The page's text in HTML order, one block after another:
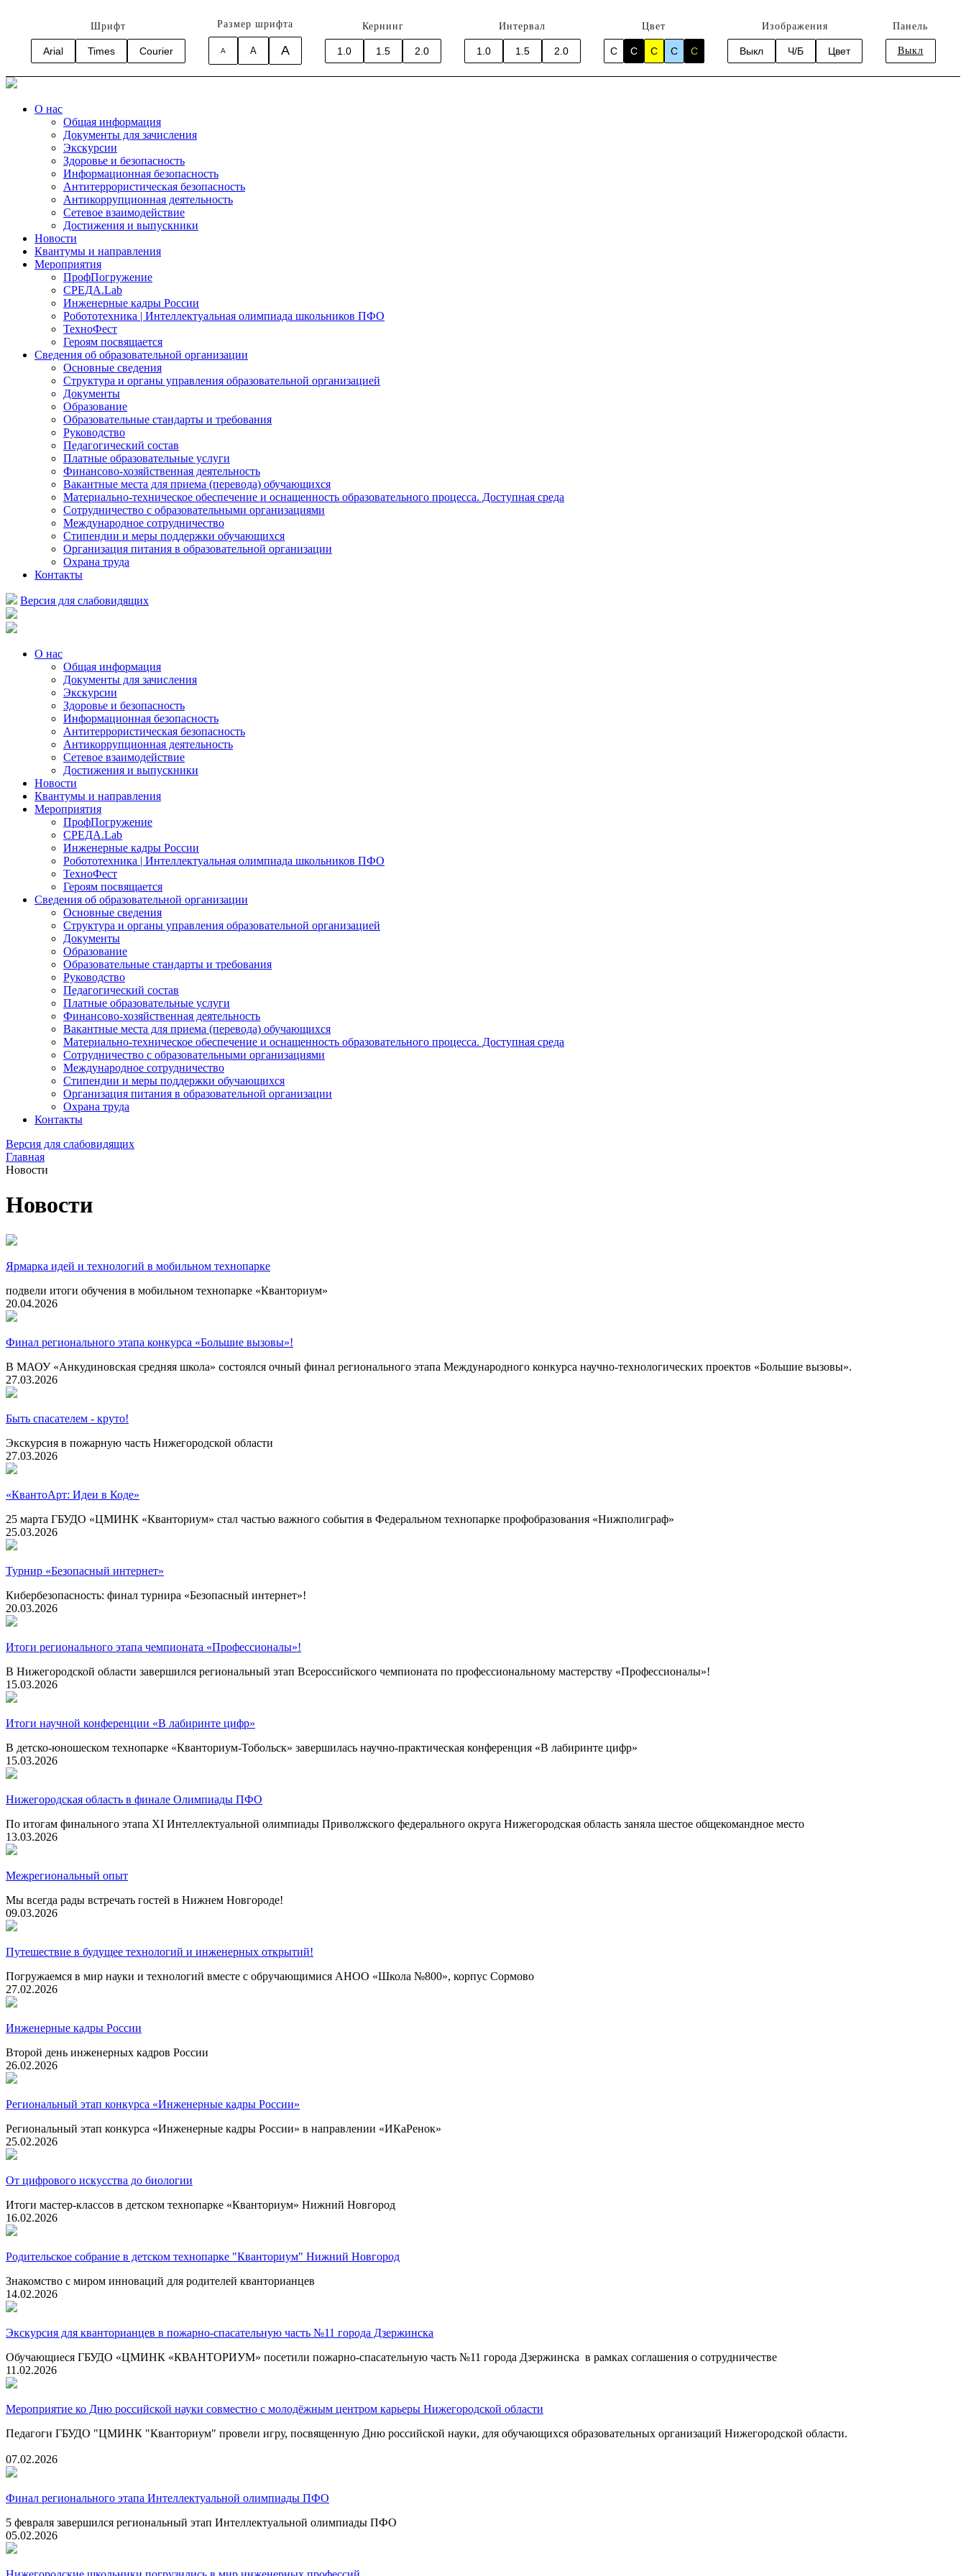
Шрифт
Arial Times Courier
Размер шрифта
A A A
Кернинг
1.0 1.5 2.0
Интервал
1.0 1.5 2.0
Цвет
C C C C C
Изображения
Выкл Ч/Б Цвет
Панель
Выкл
О нас
Общая информация
Документы для зачисления
Экскурсии
Здоровье и безопасность
Информационная безопасность
Антитеррористическая безопасность
Антикоррупционная деятельность
Сетевое взаимодействие
Достижения и выпускники
Новости
Квантумы и направления
Мероприятия
ПрофПогружение
СРЕДА.Lab
Инженерные кадры России
Робототехника | Интеллектуальная олимпиада школьников ПФО
ТехноФест
Героям посвящается
Сведения об образовательной организации
Основные сведения
Структура и органы управления образовательной организацией
Документы
Образование
Образовательные стандарты и требования
Руководство
Педагогический состав
Платные образовательные услуги
Финансово-хозяйственная деятельность
Вакантные места для приема (перевода) обучающихся
Материально-техническое обеспечение и оснащенность образовательного процесса. Доступная среда
Сотрудничество с образовательными организациями
Международное сотрудничество
Стипендии и меры поддержки обучающихся
Организация питания в образовательной организации
Охрана труда
Контакты
Версия для слабовидящих
О нас
Общая информация
Документы для зачисления
Экскурсии
Здоровье и безопасность
Информационная безопасность
Антитеррористическая безопасность
Антикоррупционная деятельность
Сетевое взаимодействие
Достижения и выпускники
Новости
Квантумы и направления
Мероприятия
ПрофПогружение
СРЕДА.Lab
Инженерные кадры России
Робототехника | Интеллектуальная олимпиада школьников ПФО
ТехноФест
Героям посвящается
Сведения об образовательной организации
Основные сведения
Структура и органы управления образовательной организацией
Документы
Образование
Образовательные стандарты и требования
Руководство
Педагогический состав
Платные образовательные услуги
Финансово-хозяйственная деятельность
Вакантные места для приема (перевода) обучающихся
Материально-техническое обеспечение и оснащенность образовательного процесса. Доступная среда
Сотрудничество с образовательными организациями
Международное сотрудничество
Стипендии и меры поддержки обучающихся
Организация питания в образовательной организации
Охрана труда
Контакты
Версия для слабовидящих
Главная
Новости
Новости
Ярмарка идей и технологий в мобильном технопарке
подвели итоги обучения в мобильном технопарке «Кванториум»
20.04.2026
Финал регионального этапа конкурса «Большие вызовы»!
В МАОУ «Анкудиновская средняя школа» состоялся очный финал регионального этапа Международного конкурса научно-технологических проектов «Большие вызовы».
27.03.2026
Быть спасателем - круто!
Экскурсия в пожарную часть Нижегородской области
27.03.2026
«КвантоАрт: Идеи в Коде»
25 марта ГБУДО «ЦМИНК «Кванториум» стал частью важного события в Федеральном технопарке профобразования «Нижполиграф»
25.03.2026
Турнир «Безопасный интернет»
Кибербезопасность: финал турнира «Безопасный интернет»!
20.03.2026
Итоги регионального этапа чемпионата «Профессионалы»!
В Нижегородской области завершился региональный этап Всероссийского чемпионата по профессиональному мастерству «Профессионалы»!
15.03.2026
Итоги научной конференции «В лабиринте цифр»
В детско-юношеском технопарке «Кванториум-Тобольск» завершилась научно-практическая конференция «В лабиринте цифр»
15.03.2026
Нижегородская область в финале Олимпиады ПФО
По итогам финального этапа XI Интеллектуальной олимпиады Приволжского федерального округа Нижегородская область заняла шестое общекомандное место
13.03.2026
Межрегиональный опыт
Мы всегда рады встречать гостей в Нижнем Новгороде!
09.03.2026
Путешествие в будущее технологий и инженерных открытий!
Погружаемся в мир науки и технологий вместе с обручающимися АНОО «Школа №800», корпус Сормово
27.02.2026
Инженерные кадры России
Второй день инженерных кадров России
26.02.2026
Региональный этап конкурса «Инженерные кадры России»
Региональный этап конкурса «Инженерные кадры России» в направлении «ИКаРенок»
25.02.2026
От цифрового искусства до биологии
Итоги мастер-классов в детском технопарке «Кванториум» Нижний Новгород
16.02.2026
Родительское собрание в детском технопарке "Кванториум" Нижний Новгород
Знакомство с миром инноваций для родителей кванторианцев
14.02.2026
Экскурсия для кванторианцев в пожарно-спасательную часть №11 города Дзержинска
Обучающиеся ГБУДО «ЦМИНК «КВАНТОРИУМ» посетили пожарно-спасательную часть №11 города Дзержинска в рамках соглашения о сотрудничестве
11.02.2026
Мероприятие ко Дню российской науки совместно с молодёжным центром карьеры Нижегородской области
Педагоги ГБУДО "ЦМИНК "Кванториум" провели игру, посвященную Дню российской науки, для обучающихся образовательных организаций Нижегородской области.
07.02.2026
Финал регионального этапа Интеллектуальной олимпиады ПФО
5 февраля завершился региональный этап Интеллектуальной олимпиады ПФО
05.02.2026